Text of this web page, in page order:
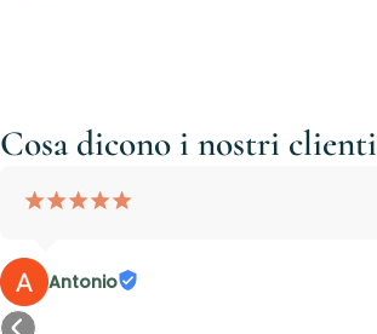
Cosa dicono i nostri clienti
¡¡¡¡¡
Antonio